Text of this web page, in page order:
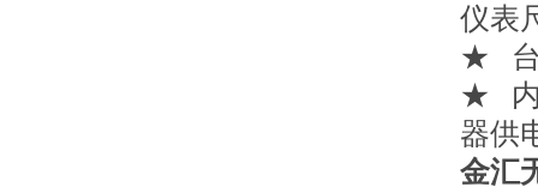
仪表
★ 台
★ 内
器供
金汇